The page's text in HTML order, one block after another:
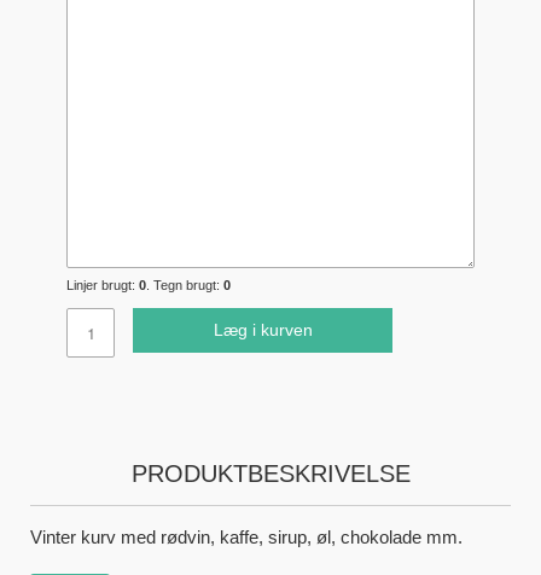
Linjer brugt: 0 . Tegn brugt: 0
Læg i kurven
PRODUKTBESKRIVELSE
Vinter kurv med rødvin, kaffe, sirup, øl, chokolade mm.